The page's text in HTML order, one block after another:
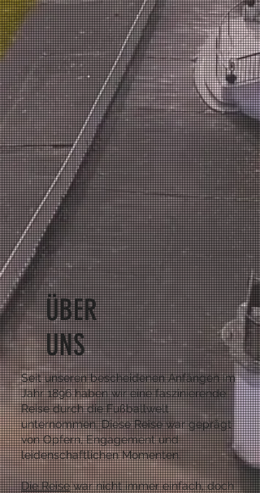
ÜBER
UNS
Seit unseren bescheidenen Anfängen im
Jahr 1896 haben wir eine faszinierende
Reise durch die Fußballwelt
unternommen. Diese Reise war geprägt
von Opfern, Engagement und
leidenschaftlichen Momenten.
Die Reisewar nicht immer einfach, doch